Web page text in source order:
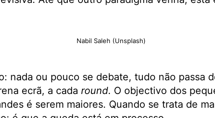
Nabil Saleh (Unsplash)
nada ou pouco se debate, tudo não passa
ecrã, a cada round. O objectivo dos
é serem maiores. Quando se trata de